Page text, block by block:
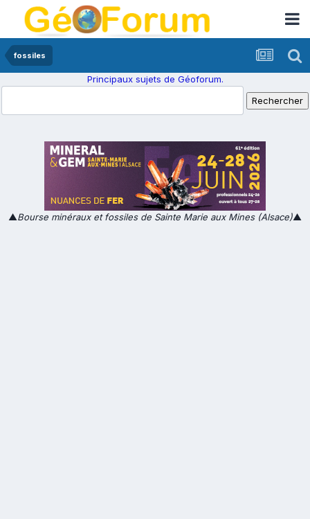
fossiles
Principaux sujets de Géoforum.
▲Bourse minéraux et fossiles de Sainte Marie aux Mines (Alsace)▲